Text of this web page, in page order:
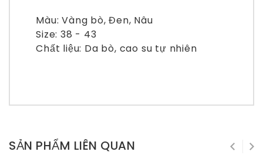
Màu: Vàng bò, Đen, Nâu
Size: 38 - 43
Chất liệu: Da bò, cao su tự nhiên
SẢN PHẨM LIÊN QUAN